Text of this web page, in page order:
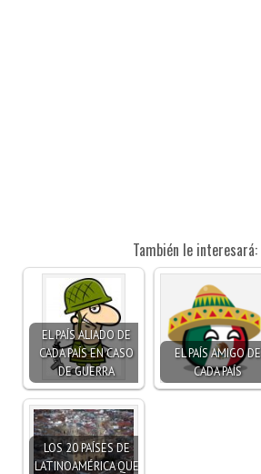
También le interesará:
EL PAÍS ALIADO DE
CADA PAÍS EN CASO
DE GUERRA
EL PAÍS AMIGO DE
CADA PAÍS
LOS 20 PAÍSES DE
LATINOAMÉRICA QUE